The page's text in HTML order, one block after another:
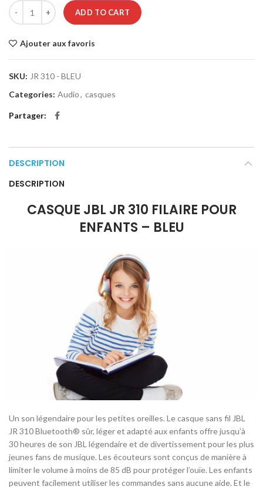
CASQUE JBL JR 310 FILAIRE POUR ENFANTS - BLEU quantity
ADD TO CART
Ajouter aux favoris
SKU: JR 310 - BLEU
Categories: Audio, casques
Partager
DESCRIPTION
DESCRIPTION
CASQUE JBL JR 310 FILAIRE POUR
ENFANTS – BLEU
Un son légendaire pour les petites oreilles. Le casque sans fil JBL
JR 310 Bluetooth® sûr, léger et adapté aux enfants offre jusqu’à
30 heures de son JBL légendaire et de divertissement pour les plus
jeunes fans de musique. Les écouteurs sont conçus de manière à
limiter le volume à moins de 85 dB pour protéger l’ouïe. Les enfants
peuvent facilement utiliser les commandes sans aucune aide. Et le